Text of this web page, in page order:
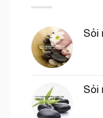
Sỏi
Sỏi